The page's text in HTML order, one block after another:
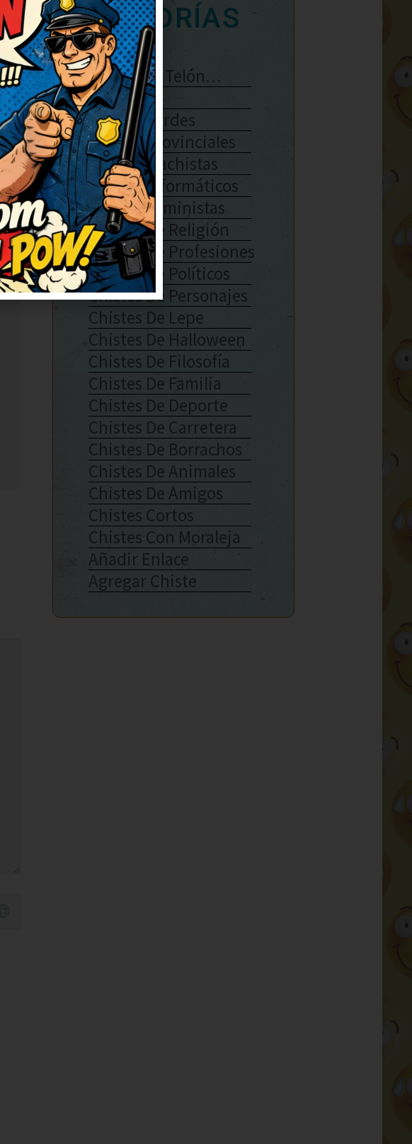
CATEGORÍAS
Se Abre El Telón…
Enlaces
Chistes Verdes
Chistes Provinciales
Chistes Machistas
Chistes Informáticos
Chistes Feministas
Chistes De Religión
Chistes De Profesiones
Chistes De Políticos
Chistes De Personajes
Chistes De Lepe
Chistes De Halloween
Chistes De Filosofía
Chistes De Familia
Chistes De Deporte
Chistes De Carretera
Chistes De Borrachos
Chistes De Animales
Chistes De Amigos
Chistes Cortos
Chistes Con Moraleja
Añadir Enlace
Agregar Chiste